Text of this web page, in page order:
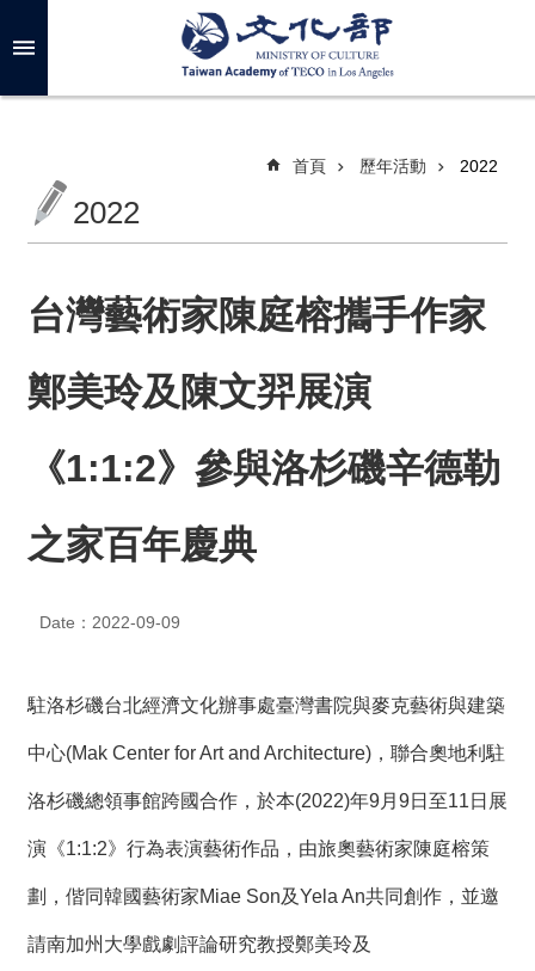
關
們
最
新
度
活
聯
我
影
音
首頁 歷年活動 2022
2022
台灣藝術家陳庭榕攜手作家
鄭美玲及陳文羿展演
《1:1:2》參與洛杉磯辛德勒
之家百年慶典
Date：2022-09-09
駐洛杉磯台北經濟文化辦事處臺灣書院與麥克藝術與建築
中心(Mak Center for Art and Architecture)，聯合奧地利駐
洛杉磯總領事館跨國合作，於本(2022)年9月9日至11日展
演《1:1:2》行為表演藝術作品，由旅奧藝術家陳庭榕策
劃，偕同韓國藝術家Miae Son及Yela An共同創作，並邀
請南加州大學戲劇評論研究教授鄭美玲及